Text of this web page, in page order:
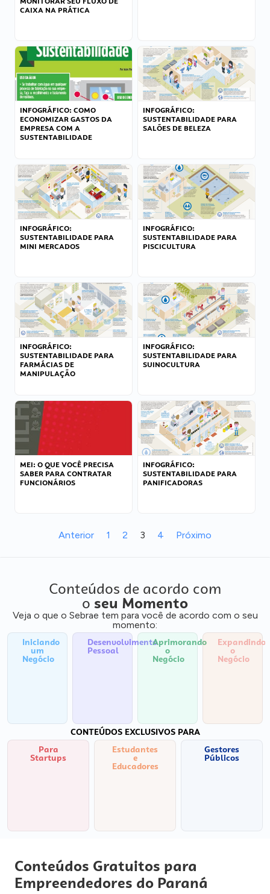
CAIXA NA PRÁTICA
INFOGRÁFICO: COMO
ECONOMIZAR GASTOS DA
EMPRESA COM A
SUSTENTABILIDADE
INFOGRÁFICO:
SUSTENTABILIDADE PARA
SALÕES DE BELEZA
INFOGRÁFICO:
SUSTENTABILIDADE PARA
MINI MERCADOS
INFOGRÁFICO:
SUSTENTABILIDADE PARA
PISCICULTURA
INFOGRÁFICO:
SUSTENTABILIDADE PARA
FARMÁCIAS DE
MANIPULAÇÃO
INFOGRÁFICO:
SUSTENTABILIDADE PARA
SUINOCULTURA
MEI: O QUE VOCÊ PRECISA
SABER PARA CONTRATAR
FUNCIONÁRIOS
INFOGRÁFICO:
SUSTENTABILIDADE PARA
PANIFICADORAS
Anterior 1 2 3 4 Próximo
Conteúdos de acordo com
o seu Momento
Veja o que o Sebrae tem para você de acordo com o seu
momento:
Iniciando
um
Negócio
Desenvolvimento
Pessoal
Aprimorando
o
Negócio
Expandindo
o
Negócio
CONTEÚDOS EXCLUSIVOS PARA
Para
Startups
Estudantes
e
Educadores
Gestores
Públicos
Conteúdos Gratuitos para
Empreendedores do Paraná